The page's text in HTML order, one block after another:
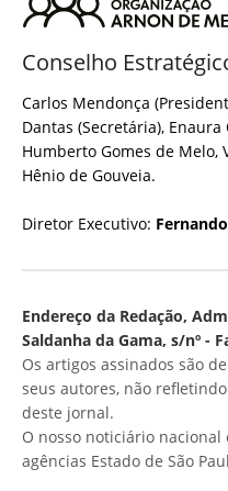
Conselho
Carlos Mendonça
Dantas (Secretária),
Humberto Gomes de
Hênio de Gouveia.
Diretor Executivo:
Endereço da Redação,
Saldanha da Gama, s/nº -
Os artigos assinados são
seus autores, não
deste jornal.
O nosso noticiário
agências Estado de São